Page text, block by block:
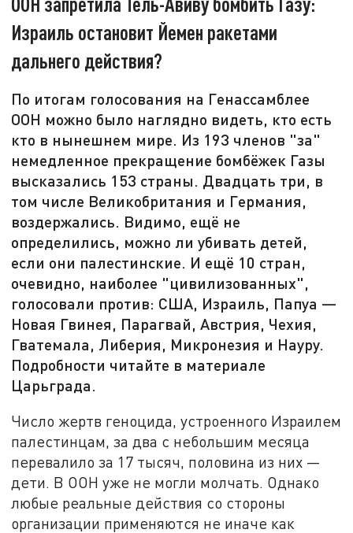
Израиль остановит Йемен ракетами
дальнего действия?
По итогам голосования на Генассамблее
ООН можно было наглядно видеть, кто есть
кто в нынешнем мире. Из 193 членов "за"
немедленное прекращение бомбёжек Газы
высказались 153 страны. Двадцать три, в
том числе Великобритания и Германия,
воздержались. Видимо, ещё не
определились, можно ли убивать детей,
если они палестинские. И ещё 10 стран,
очевидно, наиболее "цивилизованных",
голосовали против: США, Израиль, Папуа —
Новая Гвинея, Парагвай, Австрия, Чехия,
Гватемала, Либерия, Микронезия и Науру.
Подробности читайте в материале
Царьграда.
Число жертв геноцида, устроенного Израилем
палестинцам, за два с небольшим месяца
перевалило за 17 тысяч, половина из них —
дети. В ООН уже не могли молчать. Однако
любые реальные действия со стороны
организации применяются не иначе как